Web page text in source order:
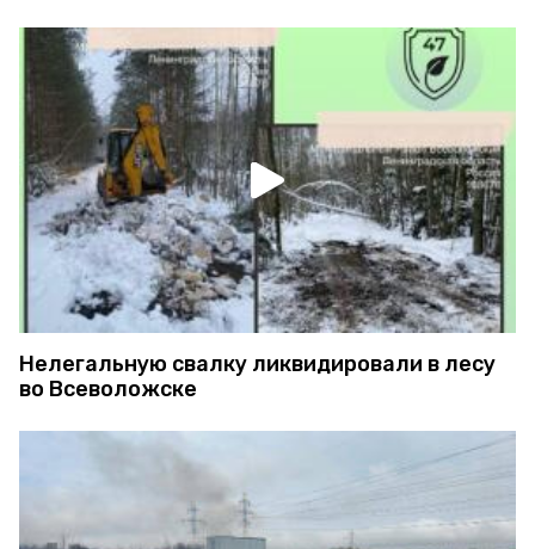
Нелегальную свалку ликвидировали в лесу
во Всеволожске